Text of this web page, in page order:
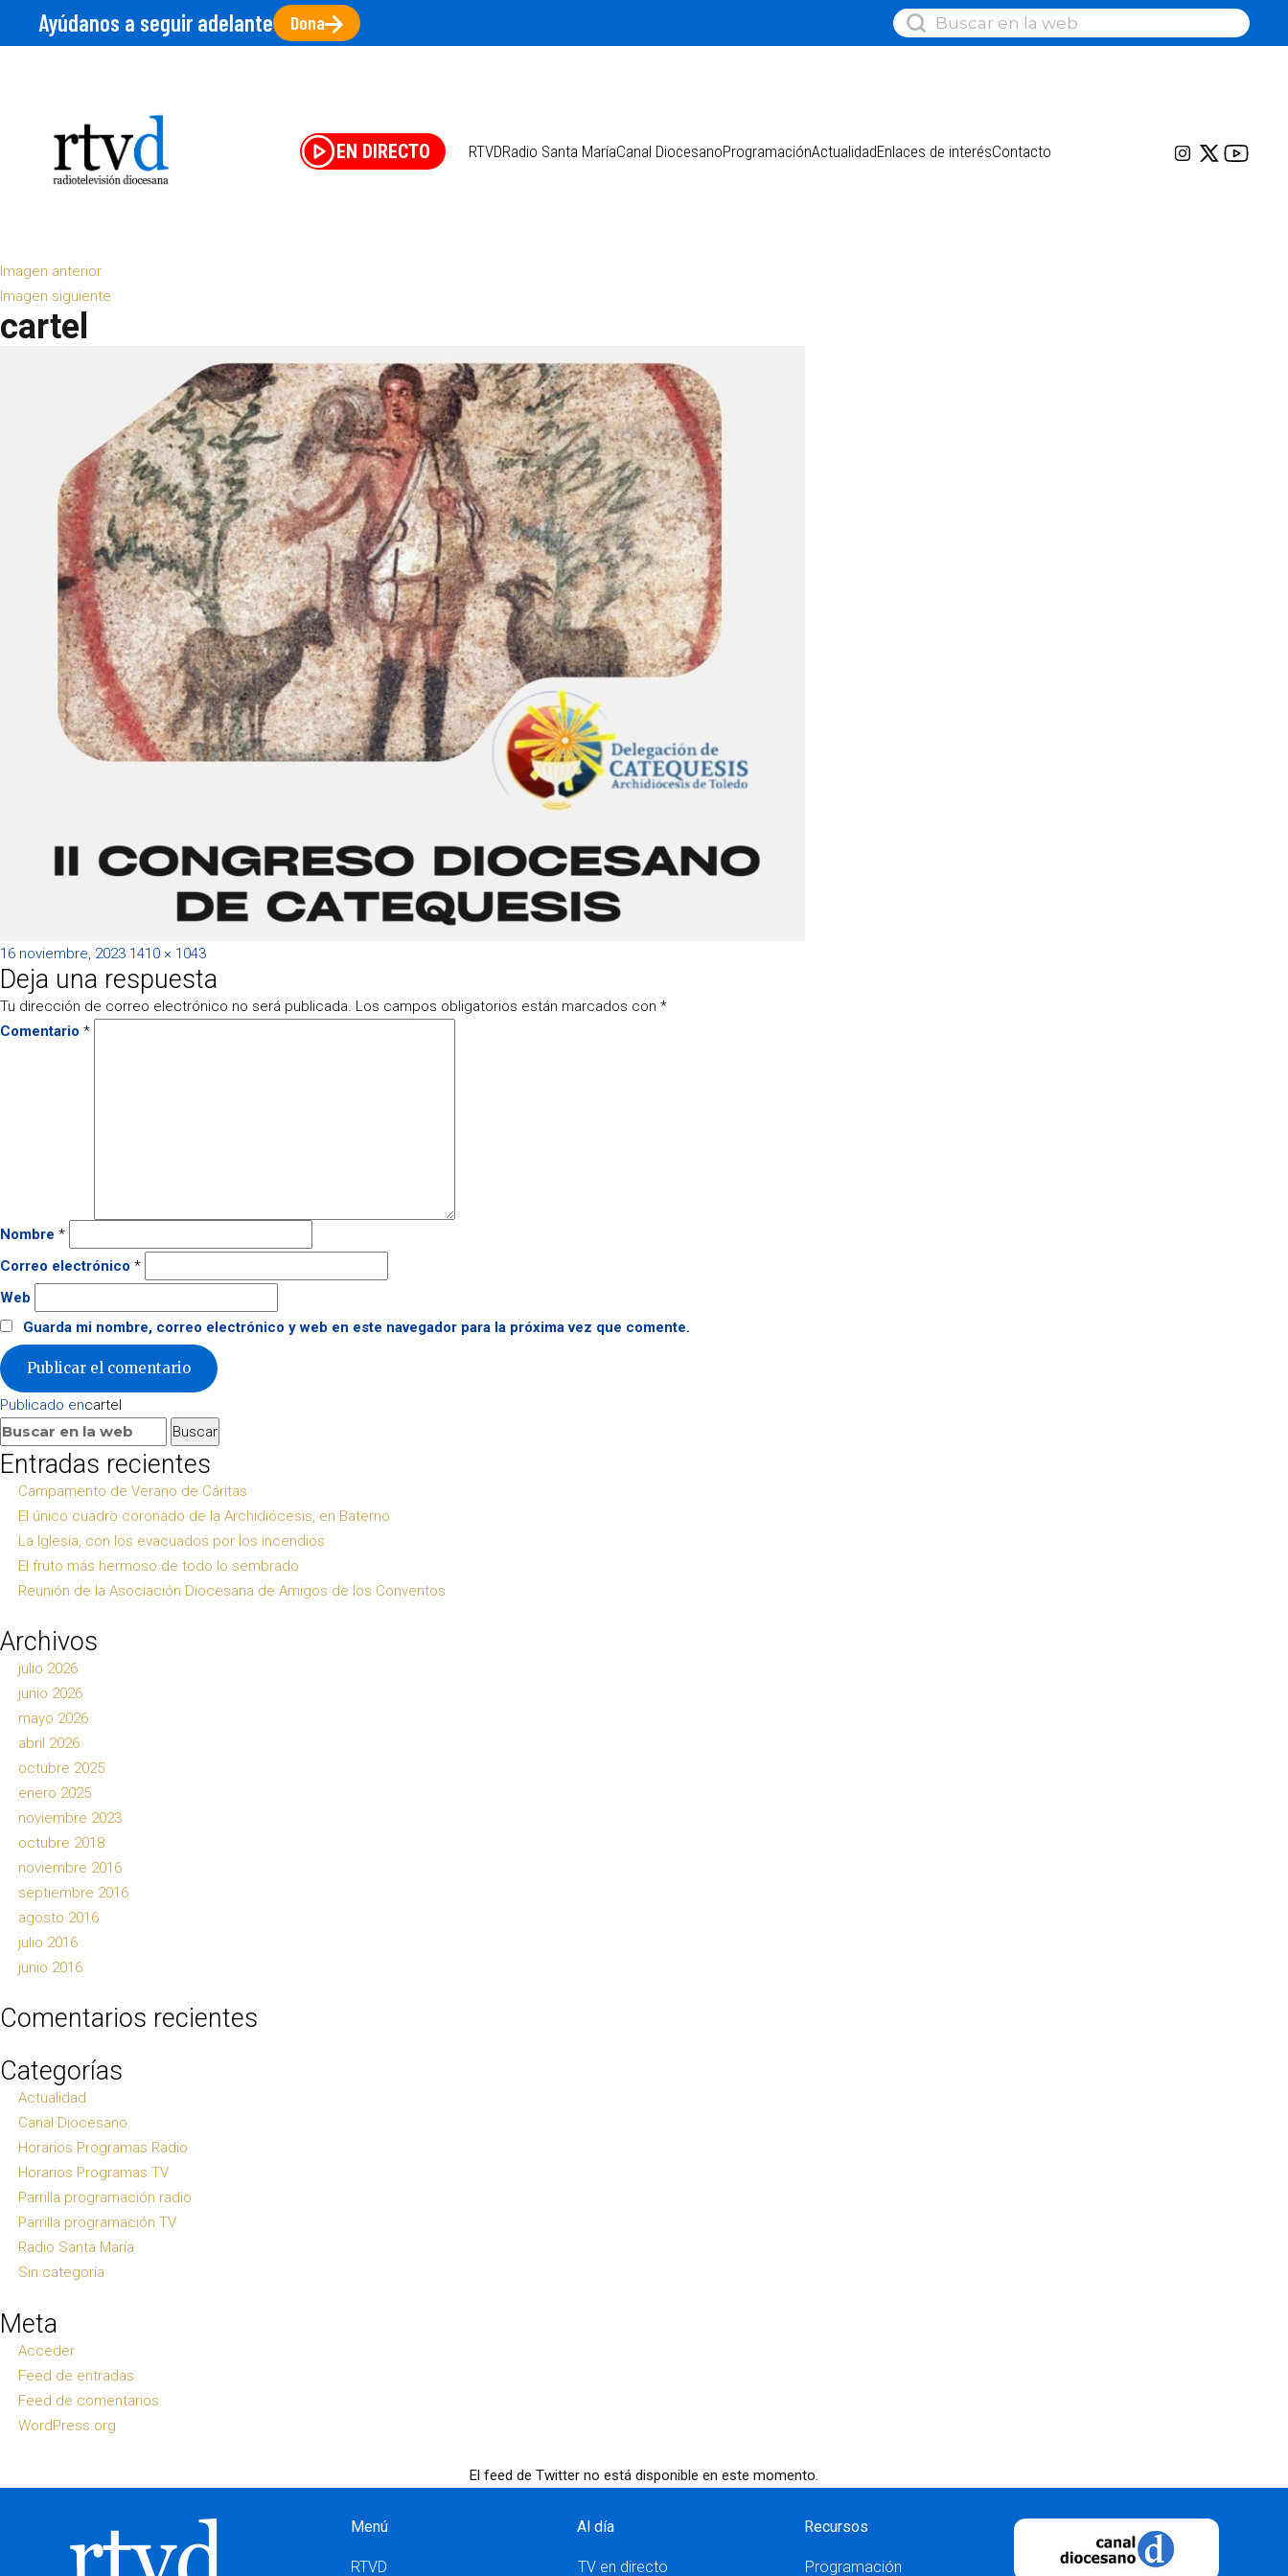
Ayúdanos a seguir adelante Dona
EN DIRECTO RTVDRadio Santa MaríaCanal DiocesanoProgramaciónActualidadEnlaces de interésContacto
Imagen anterior
Imagen siguiente
cartel
Publicado
el
16 noviembre, 2023 Tamaño
completo
1410 × 1043
Deja una respuesta
Tu dirección de correo electrónico no será publicada. Los campos obligatorios están marcados con *
Comentario *
Nombre *
Correo electrónico *
Web
Guarda mi nombre, correo electrónico y web en este navegador para la próxima vez que comente.
Navegación
de
entradas
Publicado encartel
Buscar:
Buscar
Entradas recientes
Campamento de Verano de Cáritas
El único cuadro coronado de la Archidiócesis, en Baterno
La Iglesia, con los evacuados por los incendios
El fruto más hermoso de todo lo sembrado
Reunión de la Asociación Diocesana de Amigos de los Conventos
Archivos
julio 2026
junio 2026
mayo 2026
abril 2026
octubre 2025
enero 2025
noviembre 2023
octubre 2018
noviembre 2016
septiembre 2016
agosto 2016
julio 2016
junio 2016
Comentarios recientes
Categorías
Actualidad
Canal Diocesano
Horarios Programas Radio
Horarios Programas TV
Parrilla programación radio
Parrilla programación TV
Radio Santa María
Sin categoría
Meta
Acceder
Feed de entradas
Feed de comentarios
WordPress.org
El feed de Twitter no está disponible en este momento.
Menú
RTVD
Al día
TV en directo
Recursos
Programación